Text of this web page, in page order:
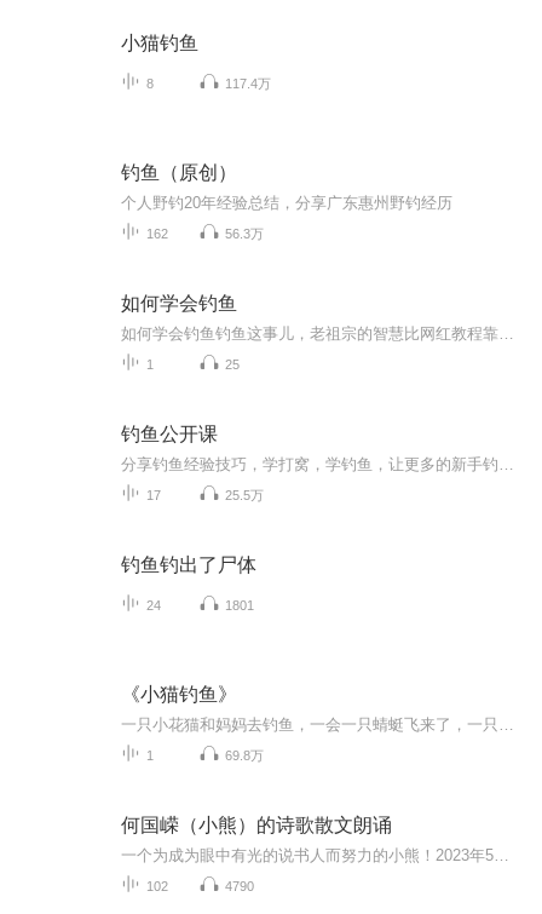
小猫钓鱼
8 117.4万
钓鱼（原创）
个人野钓20年经验总结，分享广东惠州野钓经历
162 56.3万
如何学会钓鱼
1 25
钓鱼公开课
17 25.5万
钓鱼钓出了尸体
24 1801
《小猫钓鱼》
1 69.8万
何国嵘（小熊）的诗歌散文朗诵
102 4790